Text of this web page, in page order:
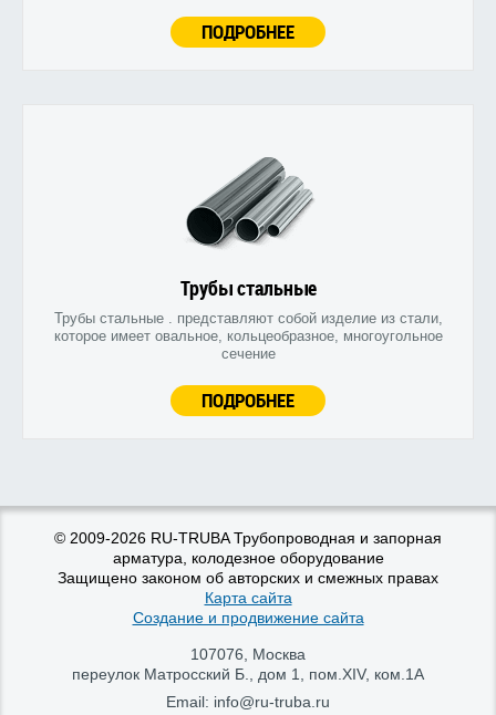
ПОДРОБНЕЕ
Трубы стальные
Трубы стальные . представляют собой изделие из стали,
которое имеет овальное, кольцеобразное, многоугольное
сечение
ПОДРОБНЕЕ
© 2009-2026 RU-TRUBA Трубопроводная и запорная
арматура, колодезное оборудование
Защищено законом об авторских и смежных правах
Карта сайта
Создание и продвижение сайта
107076
Москва
переулок Матросский Б., дом 1, пом.XIV, ком.1А
Email: info@ru-truba.ru